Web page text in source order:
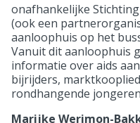
onafhankelijke
(ook een
aanloophuis op het
Vanuit dit aanloophuis
informatie over aids
bijrijders,
rondhangende
Marijke Werimon-